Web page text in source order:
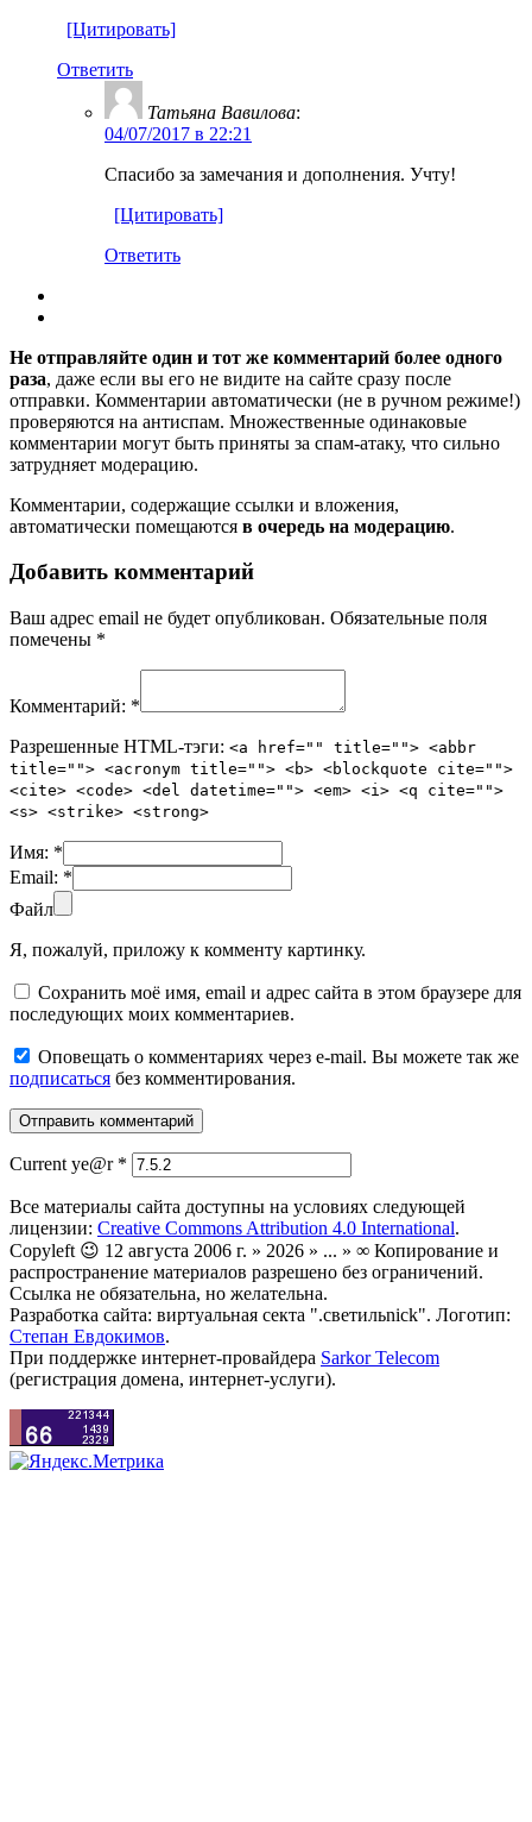
[Цитировать]
Ответить
Татьяна Вавилова:
04/07/2017 в 22:21
Спасибо за замечания и дополнения. Учту!
[Цитировать]
Ответить
Не отправляйте один и тот же комментарий более одного
раза, даже если вы его не видите на сайте сразу после
отправки. Комментарии автоматически (не в ручном режиме!)
проверяются на антиспам. Множественные одинаковые
комментарии могут быть приняты за спам-атаку, что сильно
затрудняет модерацию.
Комментарии, содержащие ссылки и вложения,
автоматически помещаются в очередь на модерацию.
Добавить комментарий
Ваш адрес email не будет опубликован. Обязательные поля
помечены *
Комментарий: *
Разрешенные HTML-тэги: <a href="" title=""> <abbr
title=""> <acronym title=""> <b> <blockquote cite="">
<cite> <code> <del datetime=""> <em> <i> <q cite="">
<s> <strike> <strong>
Имя: *
Email: *
Файл
Я, пожалуй, приложу к комменту картинку.
Сохранить моё имя, email и адрес сайта в этом браузере для
последующих моих комментариев.
Оповещать о комментариях через e-mail. Вы можете так же
подписаться без комментирования.
Current ye@r *
Все материалы сайта доступны на условиях следующей
лицензии: Creative Commons Attribution 4.0 International.
Copyleft 😉 12 августа 2006 г. » 2026 » ... » ∞ Копирование и
распространение материалов разрешено без ограничений.
Ссылка не обязательна, но желательна.
Разработка сайта: виртуальная секта ".светильnick". Логотип:
Степан Евдокимов.
При поддержке интернет-провайдера Sarkor Telecom
(регистрация домена, интернет-услуги).